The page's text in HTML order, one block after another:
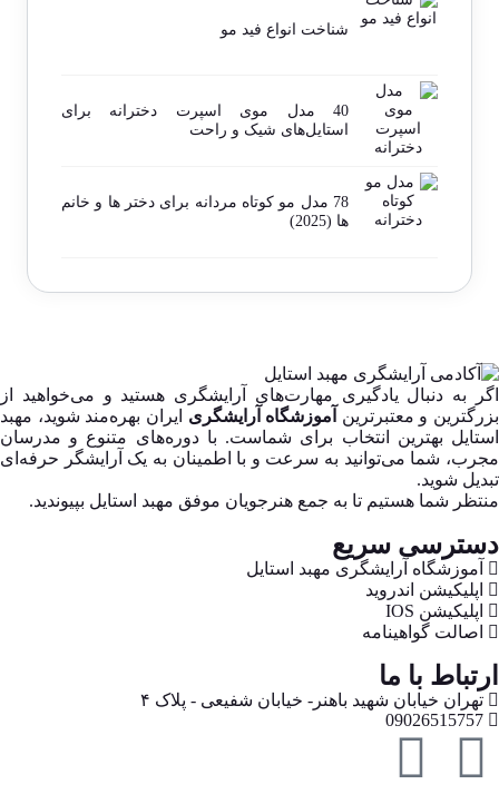
شناخت انواع فید مو
40 مدل موی اسپرت دخترانه برای
استایل‌های شیک و راحت
78 مدل مو کوتاه مردانه برای دختر ها و خانم
ها (2025)
اگر به دنبال یادگیری مهارت‌های آرایشگری هستید و می‌خواهید از
بزرگترین و معتبرترین
آموزشگاه آرایشگری ایران بهره‌مند شوید، مهبد
استایل بهترین انتخاب برای شماست. با دوره‌های متنوع و مدرسان
مجرب، شما می‌توانید به سرعت و با اطمینان به یک آرایشگر حرفه‌ای
تبدیل شوید.
منتظر شما هستیم تا به جمع هنرجویان موفق مهبد استایل بپیوندید.
دسترسی سریع
آموزشگاه آرایشگری مهبد استایل
اپلیکیشن اندروید
اپلیکیشن IOS
اصالت گواهینامه
ارتباط با ما
تهران خیابان شهید باهنر- خیابان شفیعی - پلاک ۴
09026515757